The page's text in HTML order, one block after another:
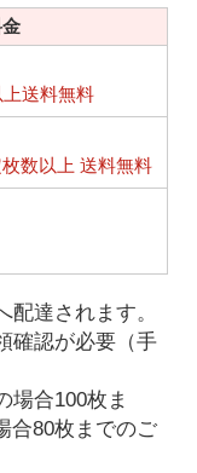
上送料無料
数以上 送料無料
達されます。
確認が必要（手
場合100枚ま
合80枚までのご